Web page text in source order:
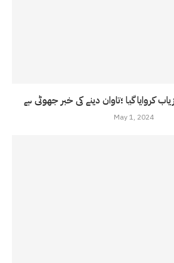
May 1, 2024